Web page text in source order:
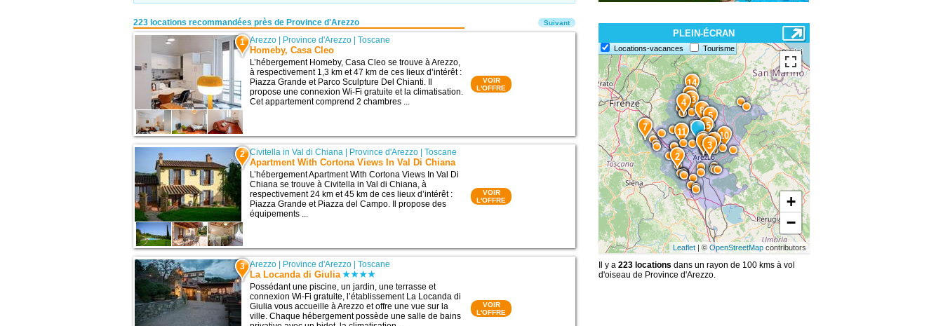
223 locations recommandées près de Province d'Arezzo
1 Arezzo | Province d'Arezzo |Toscane
Homeby, Casa Cleo
L’hébergement Homeby, Casa Cleo se trouve à Arezzo,
à respectivement 1,3 km et 47 km de ces lieux d’intérêt :
Piazza Grande et Parco Sculpture Del Chianti. Il
propose une connexion Wi-Fi gratuite et la climatisation.
Cet appartement comprend 2 chambres ...
VOIR
L'OFFRE
2 Civitella in Val di Chiana | Province d'Arezzo |Toscane
Apartment With Cortona Views In Val Di Chiana
L’hébergement Apartment With Cortona Views In Val Di
Chiana se trouve à Civitella in Val di Chiana, à
respectivement 24 km et 45 km de ces lieux d’intérêt :
Piazza Grande et Piazza del Campo. Il propose des
équipements ...
VOIR
L'OFFRE
3 Arezzo Province d'Arezzo |Toscane
La Locanda di Giulia
Possédant une piscine, un jardin, une terrasse et
connexion Wi-Fi gratuite, l’établissement La Locanda di
Giulia vous accueille à Arezzo et offre une vue sur la
ville. Chaque hébergement possède une salle de bains
VOIR
L'OFFRE
Suivant
PLEIN-ÉCRAN
Locations-vacances Tourisme
15
14
13
12
11 10
9
8
7
6
5
4
3
2
1
+
−
Leaflet | ©OpenStreetMap contributors
Il y a 223 locations dans un rayon de 100 kms à vol
d'oiseau de Province d'Arezzo.